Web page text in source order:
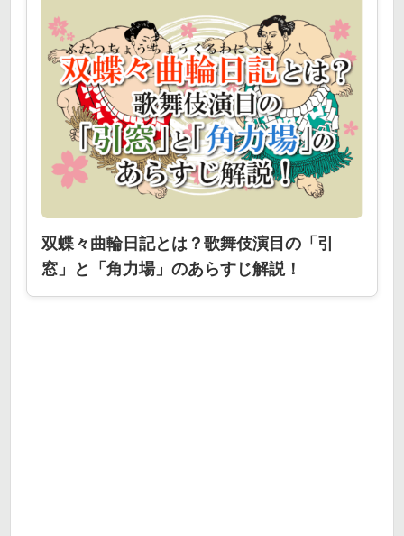
双蝶々曲輪日記とは？歌舞伎演目の「引
窓」と「角力場」のあらすじ解説！